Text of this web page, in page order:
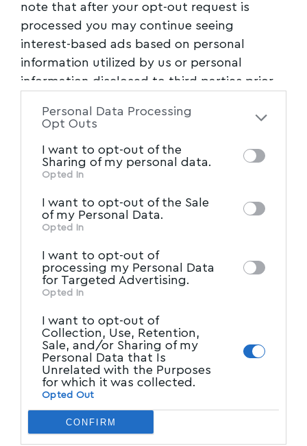
note that after your opt-out request is
processed you may continue seeing
interest-based ads based on personal
information utilized by us or personal
information disclosed to third parties prior
of the further disclosure of your personal
of downstream participants. This
information may also be disclosed by us to
Participantsthat may further disclose it to
other third parties.
Personal Data Processing
Opt Outs
I want to opt-out of the
Sharing of my personal data.
Opted In
I want to opt-out of the Sale
of my Personal Data.
Opted In
I want to opt-out of
processing my Personal Data
for Targeted Advertising.
Opted In
I want to opt-out of
Collection, Use, Retention,
Sale, and/or Sharing of my
Personal Data that Is
Unrelated with the Purposes
for which it was collected.
Opted Out
CONFIRM